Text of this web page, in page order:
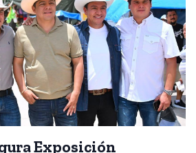
Exposición